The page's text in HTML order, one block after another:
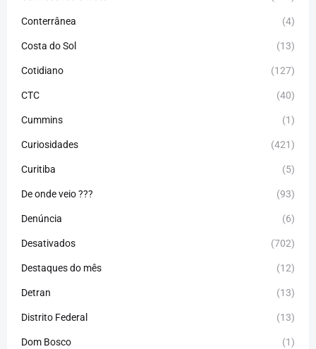
Conterrânea (4)
Costa do Sol (13)
Cotidiano (127)
CTC (40)
Cummins (1)
Curiosidades (421)
Curitiba (5)
De onde veio ??? (93)
Denúncia (6)
Desativados (702)
Destaques do mês (12)
Detran (13)
Distrito Federal (13)
Dom Bosco (1)